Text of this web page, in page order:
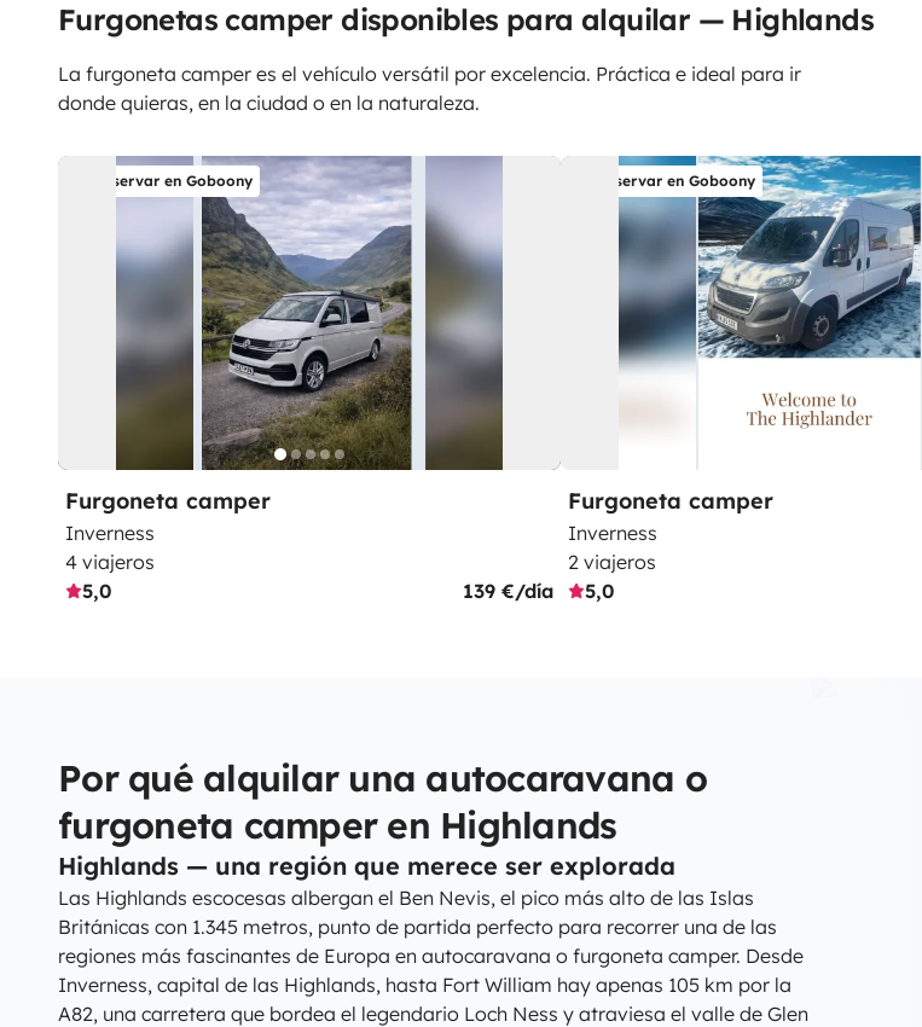
Furgonetas camper disponibles para alquilar — Highlands
La furgoneta camper es el vehículo versátil por excelencia. Práctica e ideal para ir
donde quieras, en la ciudad o en la naturaleza.
Reservar en Goboony
Furgoneta camper
Inverness
4 viajeros
5,0
139 €/día
Reservar en Goboony
Furgoneta camper
Inverness
2 viajeros
5,0
Por qué alquilar una autocaravana o
furgoneta camper en Highlands
Highlands — una región que merece ser explorada
Las Highlands escocesas albergan el Ben Nevis, el pico más alto de las Islas
Británicas con 1.345 metros, punto de partida perfecto para recorrer una de las
regiones más fascinantes de Europa en autocaravana o furgoneta camper. Desde
Inverness, capital de las Highlands, hasta Fort William hay apenas 105 km por la
A82, una carretera que bordea el legendario Loch Ness y atraviesa el valle de Glen